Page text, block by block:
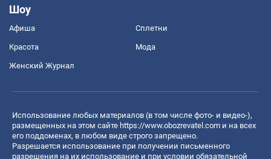
Шоу
Афиша Сплетни
Красота Мода
Женский Журнал
Использование любых материалов (в том числе фото- и видео-),
размещенных на этом сайте https://www.obozrevatel.com и на всех
его поддоменах, в любом виде строго запрещено.
Разрешается использование при получении письменного
разрешения на их использование и при условии обязательной